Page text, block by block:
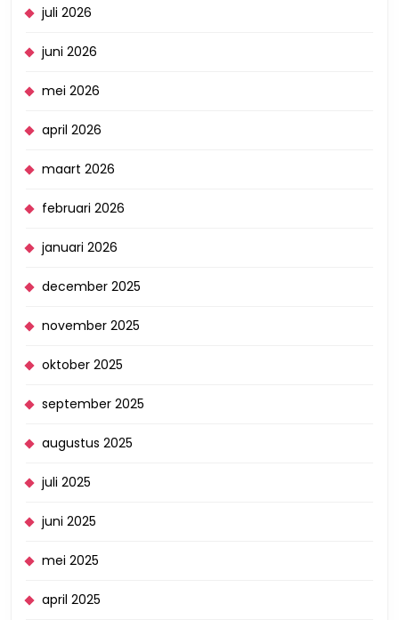
juli 2026
juni 2026
mei 2026
april 2026
maart 2026
februari 2026
januari 2026
december 2025
november 2025
oktober 2025
september 2025
augustus 2025
juli 2025
juni 2025
mei 2025
april 2025